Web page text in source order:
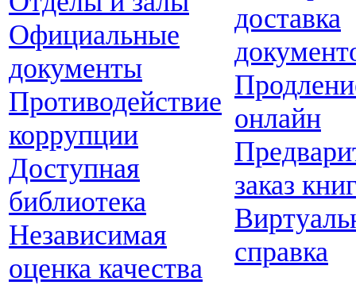
Официальные
документы
Противодействие
коррупции
Доступная
библиотека
Независимая
оценка качества
доставка
онлайн
заказ
справка